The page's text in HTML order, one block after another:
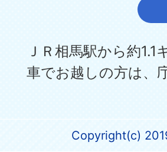
ＪＲ相馬駅から約
車でお越しの方は、
Copyright(c)